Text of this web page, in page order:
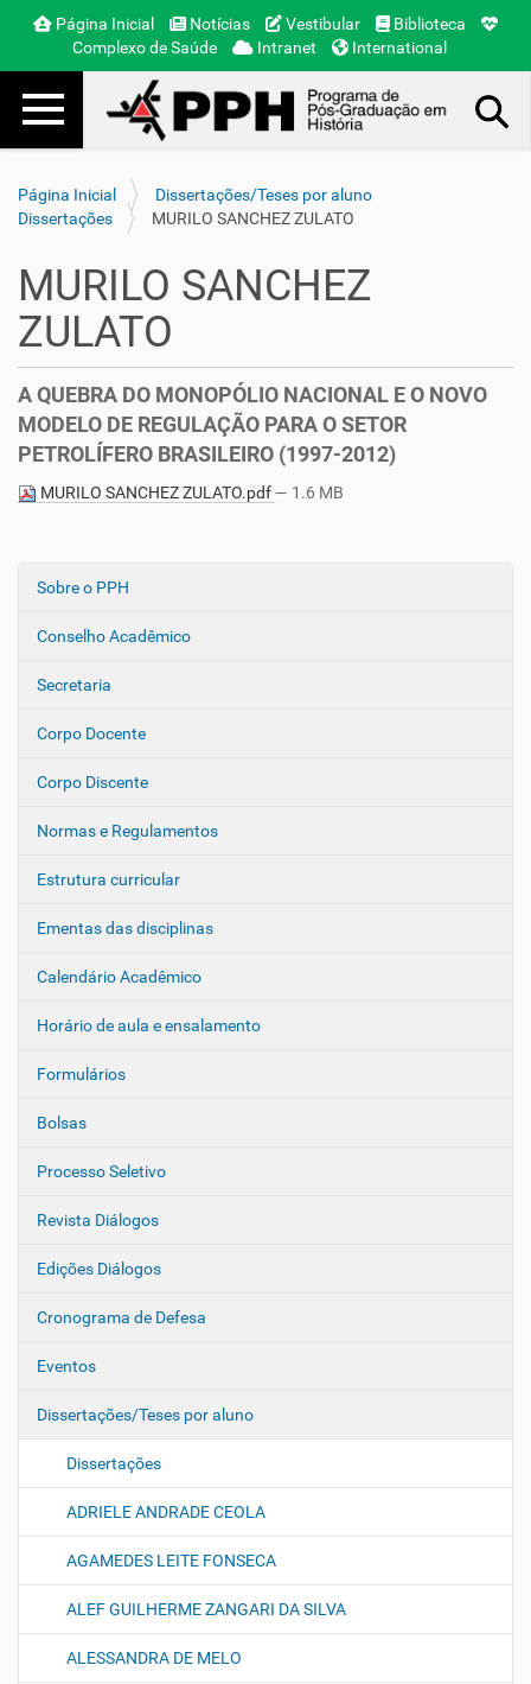
Página Inicial Notícias Vestibular
Biblioteca
Complexo de Saúde
Intranet International
Toggle navigation
Página Inicial
Dissertações/Teses por aluno
Dissertações
MURILO SANCHEZ ZULATO
N
e
a
ç
o
Sobre o PPH
Conselho Acadêmico
Secretaria
Corpo Docente
Corpo Discente
Normas e Regulamentos
Estrutura curricular
Ementas das disciplinas
Calendário Acadêmico
Horário de aula e ensalamento
Formulários
Bolsas
Processo Seletivo
Revista Diálogos
Edições Diálogos
Cronograma de Defesa
Eventos
Dissertações/Teses por aluno
Dissertações
ADRIELE ANDRADE CEOLA
AGAMEDES LEITE FONSECA
ALEF GUILHERME ZANGARI DA SILVA
ALESSANDRA DE MELO
MURILO SANCHEZ
ZULATO
A QUEBRA DO MONOPÓLIO NACIONAL E O NOVO
MODELO DE REGULAÇÃO PARA O SETOR
PETROLÍFERO BRASILEIRO (1997-2012)
MURILO SANCHEZ ZULATO.pdf— 1.6 MB